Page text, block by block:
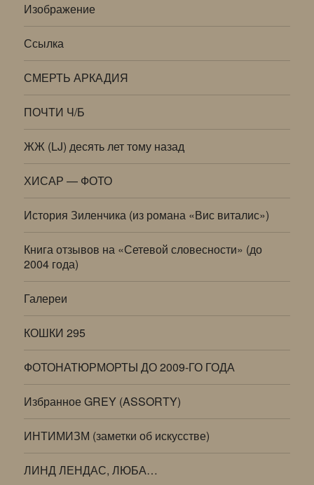
Изображение
Ссылка
СМЕРТЬ АРКАДИЯ
ПОЧТИ Ч/Б
ЖЖ (LJ) десять лет тому назад
ХИСАР — ФОТО
История Зиленчика (из романа «Вис виталис»)
Книга отзывов на «Сетевой словесности» (до
2004 года)
Галереи
КОШКИ 295
ФОТОНАТЮРМОРТЫ ДО 2009-ГО ГОДА
Избранное GREY (ASSORTY)
ИНТИМИЗМ (заметки об искусстве)
ЛИНД ЛЕНДАС, ЛЮБА…